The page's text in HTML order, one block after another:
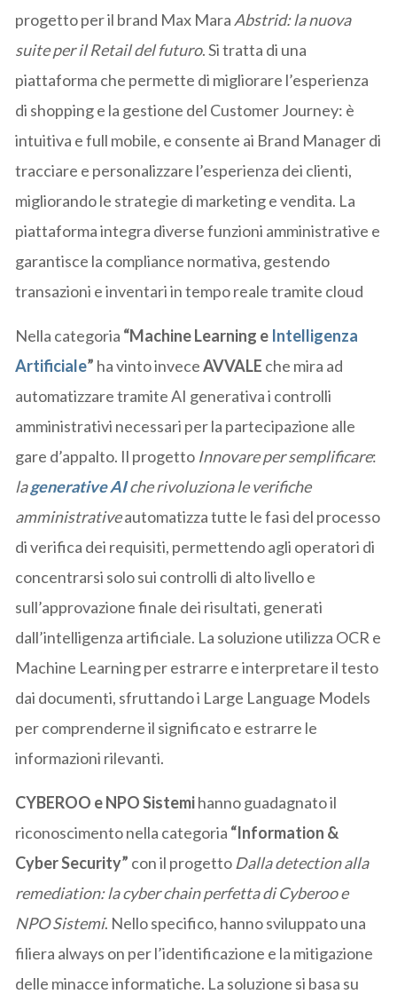
progetto per il brand Max Mara Abstrid: la nuova
suite per il Retail del futuro. Si tratta di una
piattaforma che permette di migliorare l’esperienza
di shopping e la gestione del Customer Journey: è
intuitiva e full mobile, e consente ai Brand Manager di
tracciare e personalizzare l’esperienza dei clienti,
migliorando le strategie di marketing e vendita. La
piattaforma integra diverse funzioni amministrative e
garantisce la compliance normativa, gestendo
transazioni e inventari in tempo reale tramite cloud
Nella categoria “Machine Learning e Intelligenza
Artificiale” ha vinto inveceAVVALE che mira ad
automatizzare tramite AI generativa i controlli
amministrativi necessari per la partecipazione alle
gare d’appalto. Il progetto Innovare per semplificare:
lagenerative AIche rivoluziona le verifiche
amministrativeautomatizza tutte le fasi del processo
di verifica dei requisiti, permettendo agli operatori di
concentrarsi solo sui controlli di alto livello e
sull’approvazione finale dei risultati, generati
dall’intelligenza artificiale. La soluzione utilizza OCR e
Machine Learning per estrarre e interpretare il testo
dai documenti, sfruttando i Large Language Models
per comprenderne il significato e estrarre le
informazioni rilevanti.
CYBEROO e NPO Sistemihanno guadagnato il
riconoscimento nella categoria “Information &
Cyber Security” con il progetto Dalla detection alla
remediation: la cyber chain perfetta di Cyberoo e
NPO Sistemi. Nello specifico, hanno sviluppato una
filiera always on per l’identificazione e la mitigazione
delle minacce informatiche. La soluzione si basa su